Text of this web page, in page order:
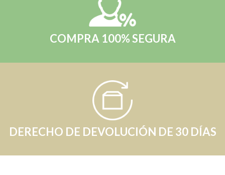
COMPRA 100% SEGURA
DERECHO DE DEVOLUCIÓN DE 30 DÍAS